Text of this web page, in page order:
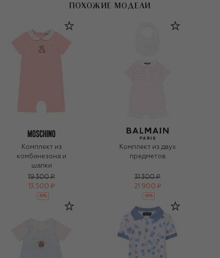
ПОХОЖИЕ МОДЕЛИ
Комплект из
комбинезона и
шапки
19 300 ₽
13 500 ₽
-30%
Комплект из двух
предметов
31 300 ₽
21 900 ₽
-30%